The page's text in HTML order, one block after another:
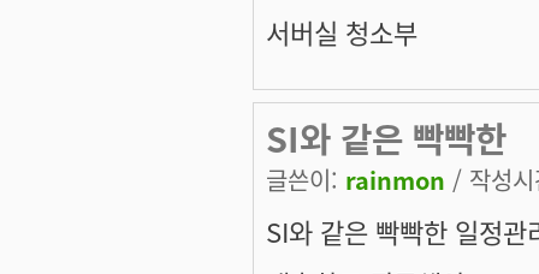
서버실 청소부
SI와 같은 빡빡한
글쓴이: rainmon / 작성
SI와 같은 빡빡한 일정